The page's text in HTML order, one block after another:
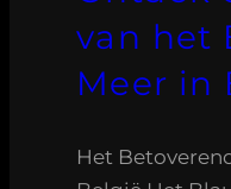
van het
Meer in
Het